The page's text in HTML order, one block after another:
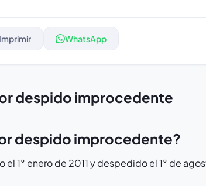
Imprimir WhatsApp
despido improcedente
despido improcedente?
1° enero de 2011 y despedido el 1° de